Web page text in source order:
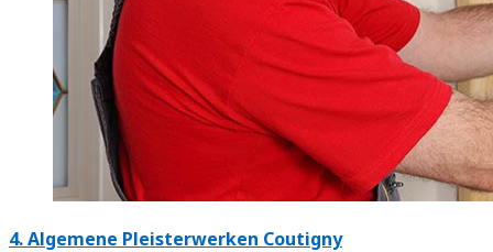
4. Algemene Pleisterwerken Coutigny